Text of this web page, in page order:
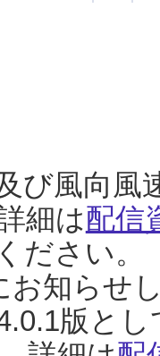
び風向風
細は配信
ださい。
お知らせ
版と